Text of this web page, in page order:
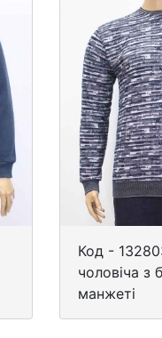
Код -
чоловіча з
манжеті